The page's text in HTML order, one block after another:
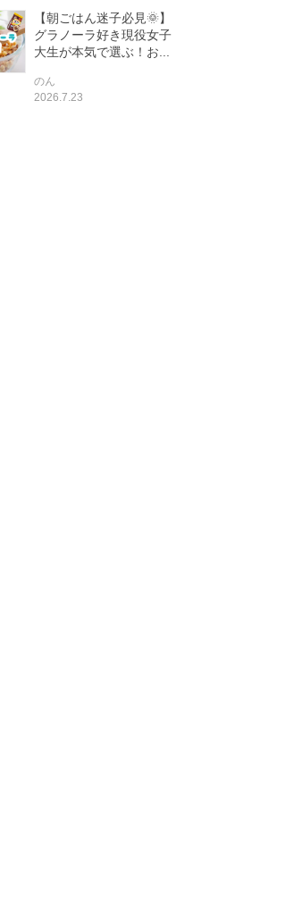
【朝ごはん迷子必見🌞】
グラノーラ好き現役女子
大生が本気で選ぶ！お...
のん
2026.7.23